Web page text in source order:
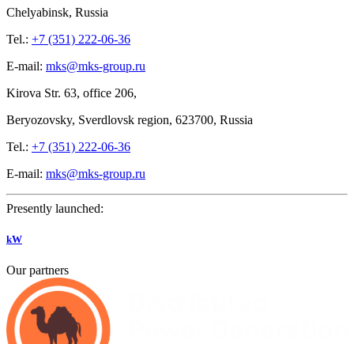
Chelyabinsk, Russia
Tel.: +7 (351) 222-06-36
E-mail: mks@mks-group.ru
Kirova Str. 63, office 206,
Beryozovsky, Sverdlovsk region, 623700, Russia
Tel.: +7 (351) 222-06-36
E-mail: mks@mks-group.ru
Presently launched:
kW
Our partners